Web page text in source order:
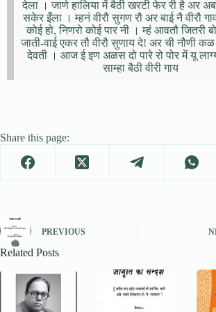
देला । जाणे हालिया में बैठी खरटी फेर री है अर
सकेर इँला । म्हनं वीरौ सुगण रौ अर बाई नै वीरौ
कोई हो, निणरो कोई पार नी । म्हं आवतौ जितरी
जाती-वाई एकर तौ वीरौ सुणाय दे! अर ची नौणी
देवती । आज ई इण अळस दो पारे रो पोर में यू
साम्हा बैठी वीरी गाय
Share this page:
PREVIOUS
Related Posts